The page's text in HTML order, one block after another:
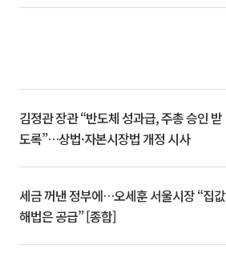
김정관 장관 “반도체 성과급, 주총 승인 받
도록”…상법·자본시장법 개정 시사
세금 꺼낸 정부에…오세훈 서울시장 “집값
해법은 공급” [종합]